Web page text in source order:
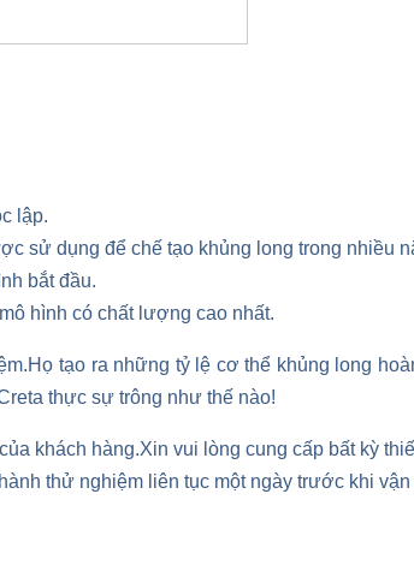
lập.
sử dụng để chế tạo khủng long trong nhiều
bắt đầu.
hình có chất lượng cao nhất.
tạo ra những tỷ lệ cơ thể khủng long
thực sự trông như thế nào!
khách hàng.Xin vui lòng cung cấp bất kỳ
thử nghiệm liên tục một ngày trước khi vận